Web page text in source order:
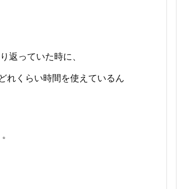
返っていた時に、
れくらい時間を使えているん